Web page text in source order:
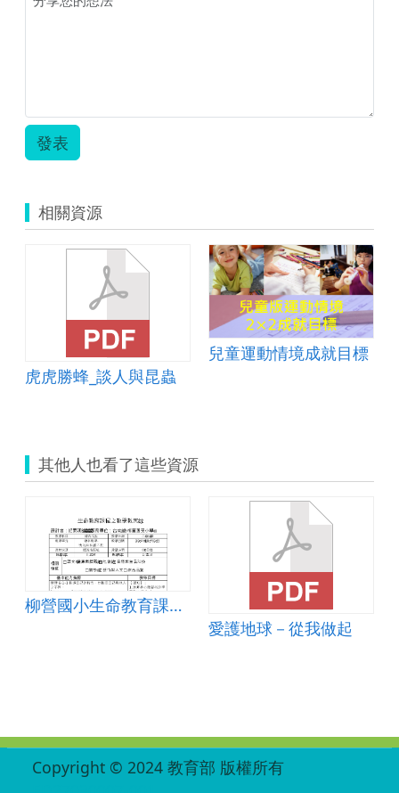
發表
相關資源
虎虎勝蜂_談人與昆蟲
兒童運動情境成就目標
其他人也看了這些資源
柳營國小生命教育課程之教學教案
愛護地球－從我做起
Copyright © 2024 教育部 版權所有